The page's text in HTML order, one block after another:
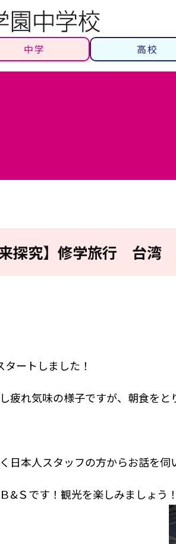
中学 高校
来探究】修学旅行 台
タートしました！
疲れ気味の様子ですが、朝食を
日本人スタッフの方からお話を
&Ｓです！観光を楽しみましょう！